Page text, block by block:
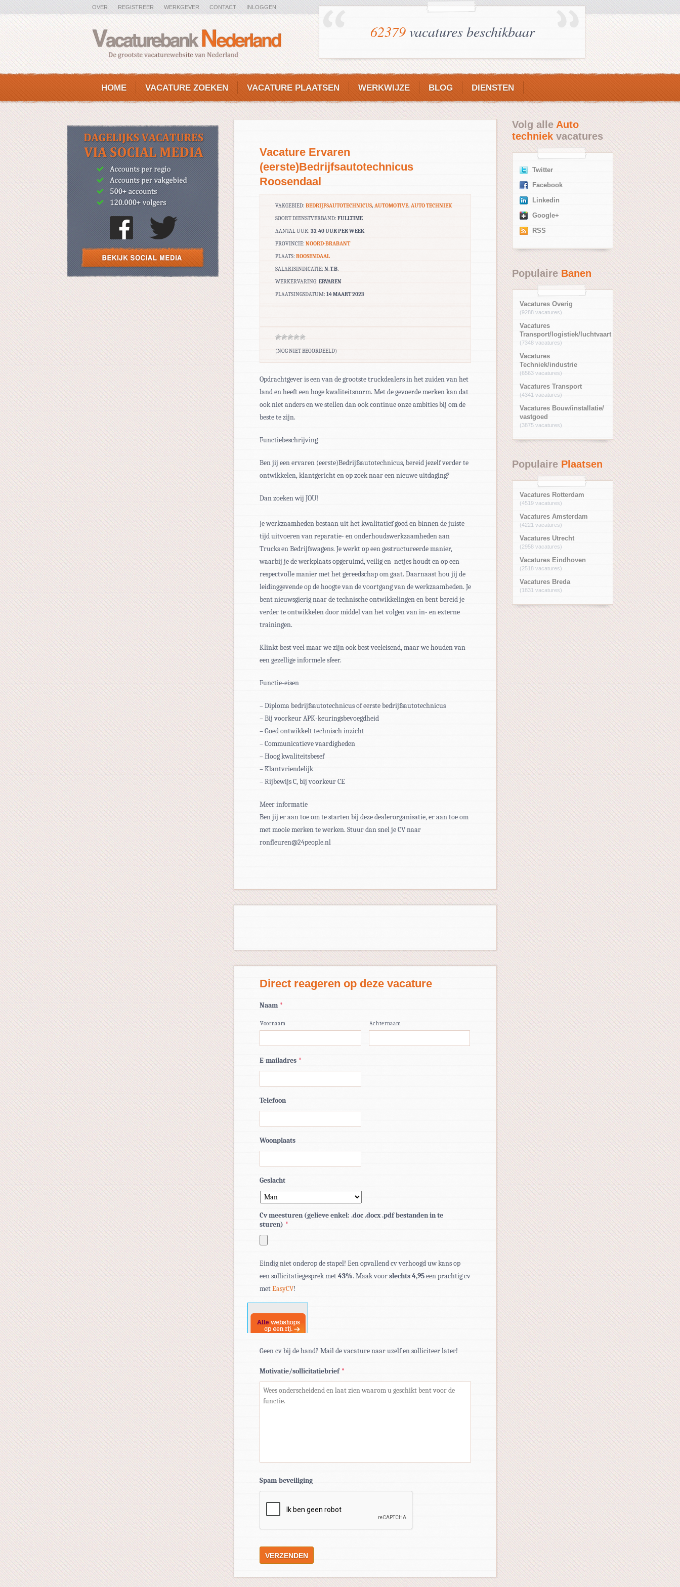
OVER REGISTREER WERKGEVER CONTACT INLOGGEN
62379vacatures beschikbaar
HOME VACATURE ZOEKEN VACATURE PLAATSEN WERKWIJZE BLOG DIENSTEN
Vacature Ervaren
(eerste)Bedrijfsautotechnicus
Roosendaal
VAKGEBIED: BEDRIJFSAUTOTECHNICUS, AUTOMOTIVE, AUTO TECHNIEK
SOORT DIENSTVERBAND: FULLTIME
AANTAL UUR: 32-40 UUR PER WEEK
PROVINCIE: NOORD-BRABANT
PLAATS: ROOSENDAAL
SALARISINDICATIE: N.T.B.
WERKERVARING: ERVAREN
PLAATSINGSDATUM: 14 MAART 2023
(NOG NIET BEOORDEELD)
Opdrachtgever is een van de grootste truckdealers in het zuiden van het
land en heeft een hoge kwaliteitsnorm. Met de gevoerde merken kan dat
ook niet anders en we stellen dan ook continue onze ambities bij om de
beste te zijn.
Functiebeschrijving
Ben jij een ervaren (eerste)Bedrijfsautotechnicus, bereid jezelf verder te
ontwikkelen, klantgericht en op zoek naar een nieuwe uitdaging?
Dan zoeken wij JOU!
Je werkzaamheden bestaan uit het kwalitatief goed en binnen de juiste
tijd uitvoeren van reparatie- en onderhoudswerkzaamheden aan
Trucks en Bedrijfswagens. Je werkt op een gestructureerde manier,
waarbij je de werkplaats opgeruimd, veilig en netjes houdt en op een
respectvolle manier met het gereedschap om gaat. Daarnaast hou jij de
leidinggevende op de hoogte van de voortgang van de werkzaamheden. Je
bent nieuwsgierig naar de technische ontwikkelingen en bent bereid je
verder te ontwikkelen door middel van het volgen van in- en externe
trainingen.
Klinkt best veel maar we zijn ook best veeleisend, maar we houden van
een gezellige informele sfeer.
Functie-eisen
– Diploma bedrijfsautotechnicus of eerste bedrijfsautotechnicus
– Bij voorkeur APK-keuringsbevoegdheid
– Goed ontwikkelt technisch inzicht
– Communicatieve vaardigheden
– Hoog kwaliteitsbesef
– Klantvriendelijk
– Rijbewijs C, bij voorkeur CE
Meer informatie
Ben jij er aan toe om te starten bij deze dealerorganisatie, er aan toe om
met mooie merken te werken. Stuur dan snel je CV naar
ronfleuren@24people.nl
Direct reageren op deze vacature
Naam *
Voornaam Achternaam
E-mailadres *
Telefoon
Woonplaats
Geslacht
Cv meesturen (gelieve enkel: .doc .docx .pdf bestanden in te
sturen) *
pdf,
doc,
Eindig niet onderop de stapel! Een opvallend cv verhoogd uw kans op
een sollicitatiegesprek met43%. Maak voorslechts 4,95een prachtig cv
metEasyCV!
Geen cv bij de hand? Mail de vacature naar uzelf en solliciteer later!
Motivatie/sollicitatiebrief *
Spam-beveiliging
Volg alleAuto
techniekvacatures
Twitter
Facebook
Linkedin
Google+
RSS
PopulaireBanen
Vacatures Overig
(9288 vacatures)
Vacatures
Transport/logistiek/luchtvaart
(7348 vacatures)
Vacatures
Techniek/industrie
(6563 vacatures)
Vacatures Transport
(4341 vacatures)
Vacatures Bouw/installatie/
vastgoed
(3875 vacatures)
Populaire Plaatsen
Vacatures Rotterdam
(4519 vacatures)
Vacatures Amsterdam
(4221 vacatures)
Vacatures Utrecht
(2958 vacatures)
Vacatures Eindhoven
(2518 vacatures)
Vacatures Breda
(1831 vacatures)